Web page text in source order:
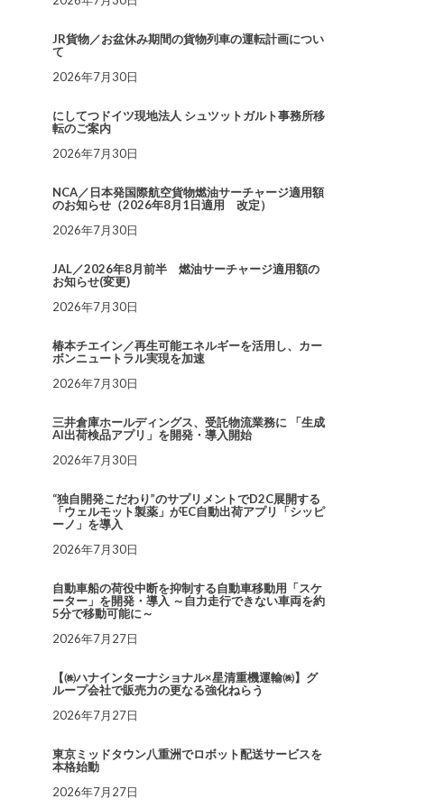
JR貨物／お盆休み期間の貨物列車の運転計画につい
て
2026年7月30日
にしてつドイツ現地法人 シュツットガルト事務所移
転のご案内
2026年7月30日
NCA／日本発国際航空貨物燃油サーチャージ適用額
のお知らせ（2026年8月1日適用 改定）
2026年7月30日
JAL／2026年8月前半 燃油サーチャージ適用額の
お知らせ(変更)
2026年7月30日
椿本チエイン／再生可能エネルギーを活用し、カー
ボンニュートラル実現を加速
2026年7月30日
三井倉庫ホールディングス、受託物流業務に 「生成
AI出荷検品アプリ」を開発・導入開始
2026年7月30日
“独自開発こだわり”のサプリメントでD2C展開する
「ウェルモット製薬」がEC自動出荷アプリ「シッピ
ーノ」を導入
2026年7月30日
自動車船の荷役中断を抑制する自動車移動用「スケ
ーター」を開発・導入 ～自力走行できない車両を約
5分で移動可能に～
2026年7月27日
【㈱ハナインターナショナル×星清重機運輸㈱】グ
ループ会社で販売力の更なる強化ねらう
2026年7月27日
東京ミッドタウン八重洲でロボット配送サービスを
本格始動
2026年7月27日